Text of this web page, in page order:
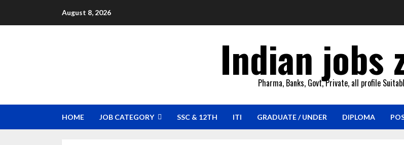
August 8, 2026
Indian jobs
Pharma, Banks, Govt, Private, all profile
HOME JOB CATEGORY SSC & 12TH ITI GRADUATE / UNDER DIPLOMA